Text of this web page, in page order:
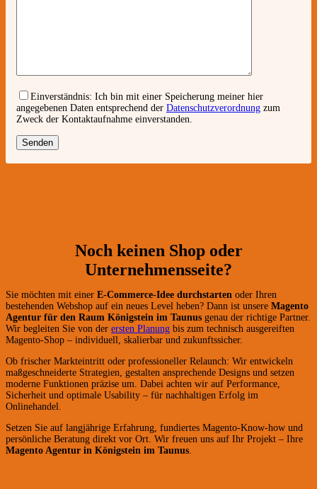
Einverständnis: Ich bin mit einer Speicherung meiner hier
angegebenen Daten entsprechend der Datenschutzverordnung zum
Zweck der Kontaktaufnahme einverstanden.
Noch keinen Shop oder
Unternehmensseite?
Sie möchten mit einer E-Commerce-Idee durchstarten oder Ihren
bestehenden Webshop auf ein neues Level heben? Dann ist unsere Magento
Agentur für den Raum Königstein im Taunus genau der richtige Partner.
Wir begleiten Sie von der ersten Planung bis zum technisch ausgereiften
Magento-Shop – individuell, skalierbar und zukunftssicher.
Ob frischer Markteintritt oder professioneller Relaunch: Wir entwickeln
maßgeschneiderte Strategien, gestalten ansprechende Designs und setzen
moderne Funktionen präzise um. Dabei achten wir auf Performance,
Sicherheit und optimale Usability – für nachhaltigen Erfolg im
Onlinehandel.
Setzen Sie auf langjährige Erfahrung, fundiertes Magento-Know-how und
persönliche Beratung direkt vor Ort. Wir freuen uns auf Ihr Projekt – Ihre
Magento Agentur in Königstein im Taunus